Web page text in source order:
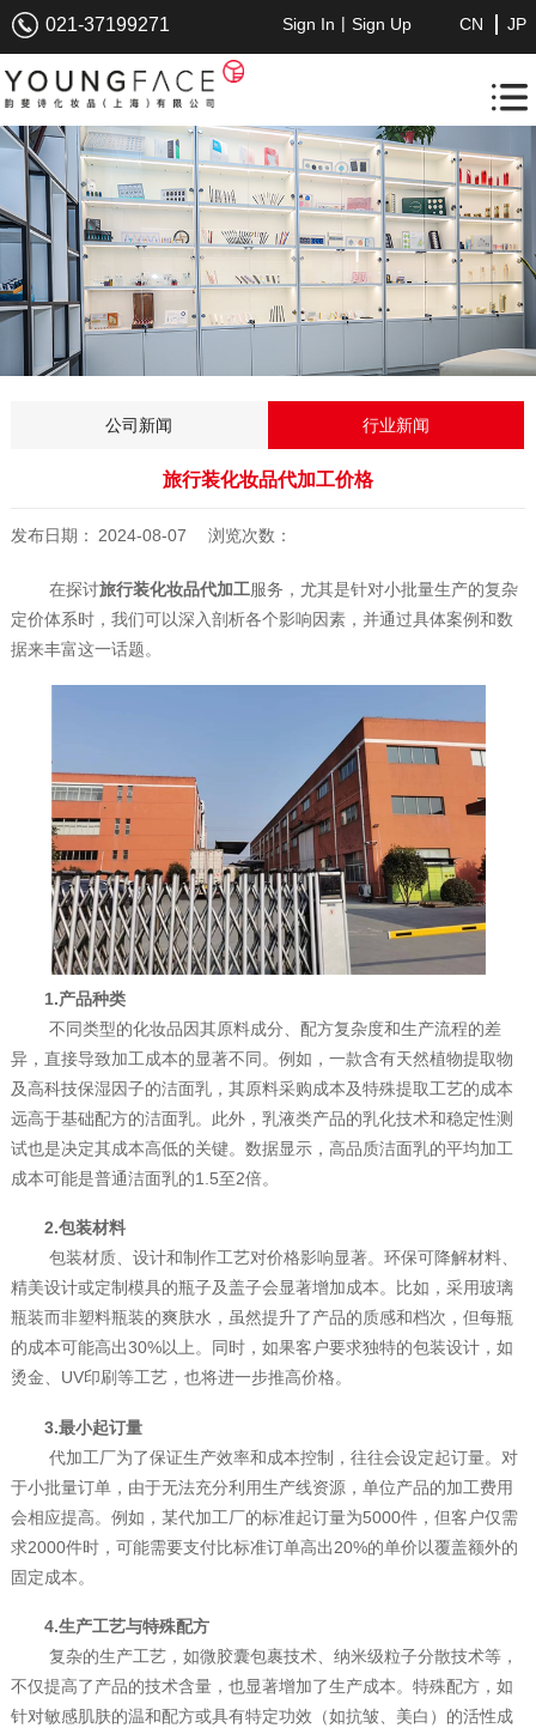
021-37199271 Sign In | Sign Up JP
CN
公司新闻 行业新闻
旅行装化妆品代加工价格
发布日期： 2024-08-07 浏览次数：
在探讨旅行装化妆品代加工服务，尤其是针对小批量生产的复杂
定价体系时，我们可以深入剖析各个影响因素，并通过具体案例和数
据来丰富这一话题。
1.产品种类
不同类型的化妆品因其原料成分、配方复杂度和生产流程的差
异，直接导致加工成本的显著不同。例如，一款含有天然植物提取物
及高科技保湿因子的洁面乳，其原料采购成本及特殊提取工艺的成本
远高于基础配方的洁面乳。此外，乳液类产品的乳化技术和稳定性测
试也是决定其成本高低的关键。数据显示，高品质洁面乳的平均加工
成本可能是普通洁面乳的1.5至2倍。
2.包装材料
包装材质、设计和制作工艺对价格影响显著。环保可降解材料、
精美设计或定制模具的瓶子及盖子会显著增加成本。比如，采用玻璃
瓶装而非塑料瓶装的爽肤水，虽然提升了产品的质感和档次，但每瓶
的成本可能高出30%以上。同时，如果客户要求独特的包装设计，如
烫金、UV印刷等工艺，也将进一步推高价格。
3.最小起订量
代加工厂为了保证生产效率和成本控制，往往会设定起订量。对
于小批量订单，由于无法充分利用生产线资源，单位产品的加工费用
会相应提高。例如，某代加工厂的标准起订量为5000件，但客户仅需
求2000件时，可能需要支付比标准订单高出20%的单价以覆盖额外的
固定成本。
4.生产工艺与特殊配方
复杂的生产工艺，如微胶囊包裹技术、纳米级粒子分散技术等，
不仅提高了产品的技术含量，也显著增加了生产成本。特殊配方，如
针对敏感肌肤的温和配方或具有特定功效（如抗皱、美白）的活性成